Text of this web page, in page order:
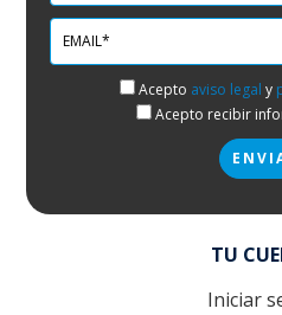
Acepto aviso legal y
Acepto recibir
TU
Iniciar